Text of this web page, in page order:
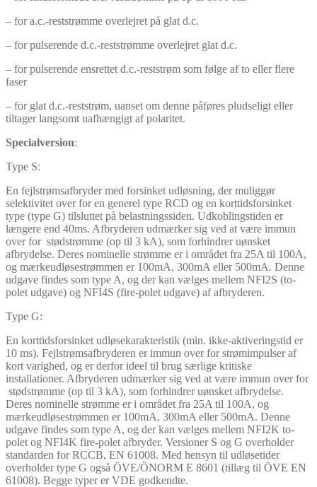
– for a.c.-reststrømme overlejret på glat d.c.
– for pulserende d.c.-reststrømme overlejret glat d.c.
– for pulserende ensrettet d.c.-reststrøm som følge af to eller flere
faser
– for glat d.c.-reststrøm, uanset om denne påføres pludseligt eller
tiltager langsomt uafhængigt af polaritet.
Specialversion:
Type S:
En fejlstrømsafbryder med forsinket udløsning, der muliggør
selektivitet over for en generel type RCD og en korttidsforsinket
type (type G) tilsluttet på belastningssiden. Udkoblingstiden er
længere end 40ms. Afbryderen udmærker sig ved at være immun
over for stødstrømme (op til 3 kA), som forhindrer uønsket
afbrydelse. Deres nominelle strømme er i området fra 25A til 100A,
og mærkeudløsestrømmen er 100mA, 300mA eller 500mA. Denne
udgave findes som type A, og der kan vælges mellem NFI2S (to-
polet udgave) og NFI4S (fire-polet udgave) af afbryderen.
Type G:
En korttidsforsinket udløsekarakteristik (min. ikke-aktiveringstid er
10 ms). Fejlstrømsafbryderen er immun over for strømimpulser af
kort varighed, og er derfor ideel til brug særlige kritiske
installationer. Afbryderen udmærker sig ved at være immun over for
stødstrømme (op til 3 kA), som forhindrer uønsket afbrydelse.
Deres nominelle strømme er i området fra 25A til 100A, og
mærkeudløsestrømmen er 100mA, 300mA eller 500mA. Denne
udgave findes som type A, og der kan vælges mellem NFI2K to-
polet og NFI4K fire-polet afbryder. Versioner S og G overholder
standarden for RCCB, EN 61008. Med hensyn til udløsetider
overholder type G også ÖVE/ÖNORM E 8601 (tillæg til ÖVE EN
61008). Begge typer er VDE godkendte.